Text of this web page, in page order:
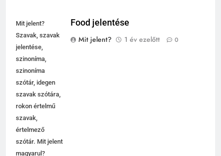
Mit jelent?
Szavak, szavak
jelentése,
szinoníma,
szinoníma
szótár, idegen
szavak szótára,
rokon értelmű
szavak,
értelmező
szótár. Mit jelent